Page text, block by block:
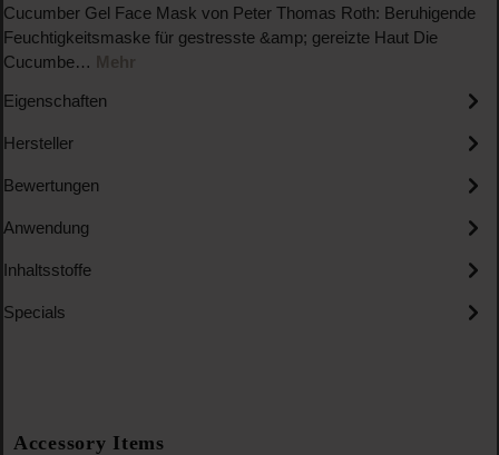
Cucumber Gel Face Mask von Peter Thomas Roth: Beruhigende
Feuchtigkeitsmaske für gestresste &amp; gereizte Haut Die
Cucumbe… Mehr
Eigenschaften
Hersteller
Bewertungen
Anwendung
Inhaltsstoffe
Specials
Produktgalerie überspringen
Accessory Items